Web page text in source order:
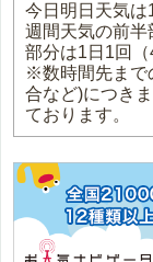
今日明日天気は
週間天気の前
部分は1日1回（
※数時間先まで
合など)につき
ております。